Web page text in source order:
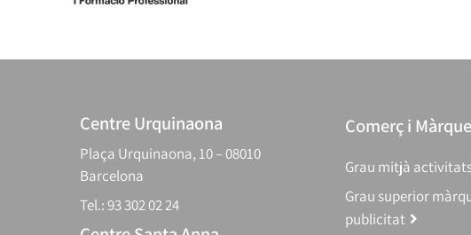
Centre Urquinaona
Plaça Urquinaona, 10 – 08010
Barcelona
Tel.: 93 302 02 24
Comerç i
Grau mitjà
Grau superior
publicitat